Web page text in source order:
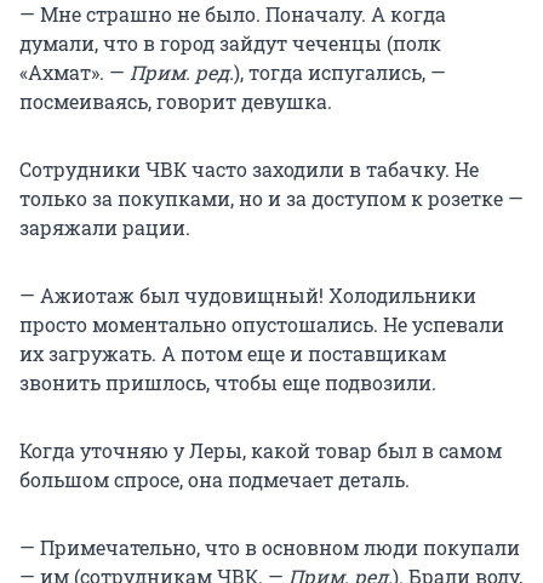
— Мне страшно не было. Поначалу. А когда
думали, что в город зайдут чеченцы (полк
«Ахмат». — Прим. ред.), тогда испугались, —
посмеиваясь, говорит девушка.
Сотрудники ЧВК часто заходили в табачку. Не
только за покупками, но и за доступом к розетке —
заряжали рации.
— Ажиотаж был чудовищный! Холодильники
просто моментально опустошались. Не успевали
их загружать. А потом еще и поставщикам
звонить пришлось, чтобы еще подвозили.
Когда уточняю у Леры, какой товар был в самом
большом спросе, она подмечает деталь.
— Примечательно, что в основном люди покупали
— им (сотрудникам ЧВК. — Прим. ред.). Брали воду,